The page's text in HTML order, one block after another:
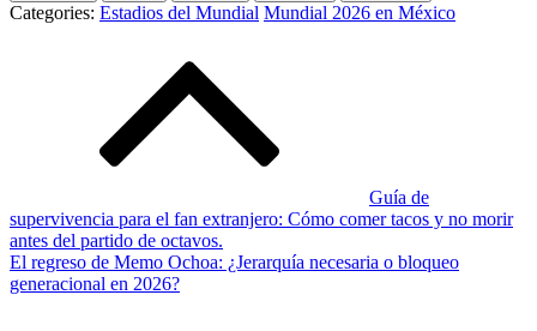
Categories: Estadios del Mundial Mundial 2026 en México
Guía de
supervivencia para el fan extranjero: Cómo comer tacos y no morir
antes del partido de octavos.
El regreso de Memo Ochoa: ¿Jerarquía necesaria o bloqueo
generacional en 2026?